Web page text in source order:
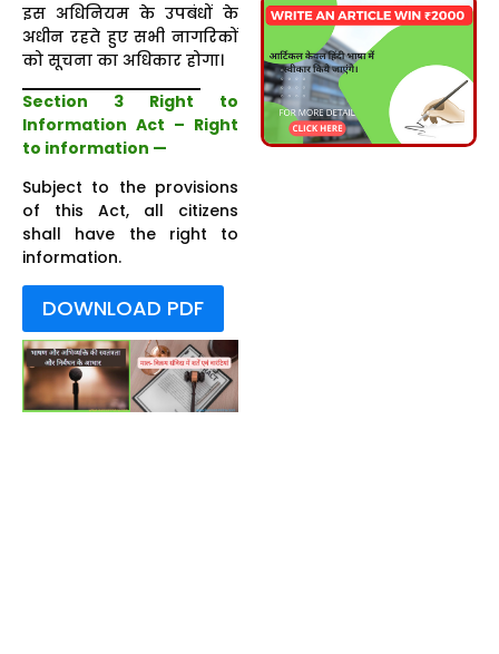
इस अधिनियम के उपबंधों के
अधीन रहते हुए सभी नागरिकों
को सूचना का अधिकार होगा।
Section 3 Right to
Information Act – Right
to information —
Subject to the provisions
of this Act, all citizens
shall have the right to
information.
DOWNLOAD PDF